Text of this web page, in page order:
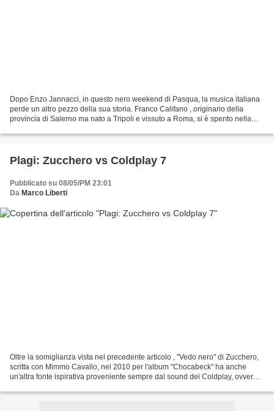
Dopo Enzo Jannacci, in questo nero weekend di Pasqua, la musica italiana
perde un altro pezzo della sua storia. Franco Califano , originario della
provincia di Salerno ma nato a Tripoli e vissuto a Roma, si è spento nella
Plagi: Zucchero vs Coldplay 7
Pubblicato su 08/05/PM 23:01
Da Marco Liberti
Oltre la somiglianza vista nel precedente articolo , "Vedo nero" di Zucchero,
scritta con Mimmo Cavallo, nel 2010 per l'album "Chocabeck" ha anche
un'altra fonte ispirativa proveniente sempre dal sound dei Coldplay, ovvero,